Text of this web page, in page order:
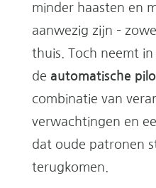
minder haasten en
aanwezig zijn –
thuis. Toch neemt
de automatische
combinatie van
verwachtingen en
dat oude patronen
terugkomen.